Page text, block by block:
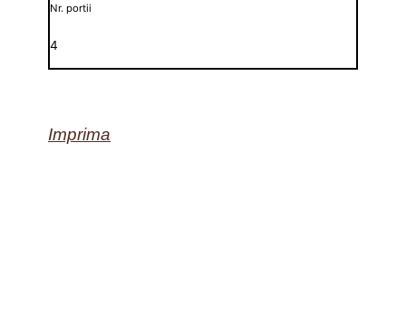
Nr. portii
4
Imprima